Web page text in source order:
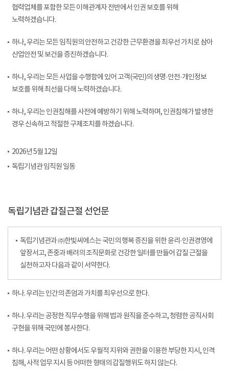
협력업체를 포함한 모든 이해관계자 전반에서 인권 보호를 위해
노력하겠습니다.
하나, 우리는 모든 임직원의 안전하고 건강한 근무환경을 최우선 가치로 삼아
산업안전 및 보건을 증진하겠습니다.
하나, 우리는 모든 사업을 수행함에 있어 고객(국민)의 생명·안전·개인정보
보호를 위해 최선을 다해 노력하겠습니다.
하나, 우리는 인권침해를 사전에 예방하기 위해 노력하며, 인권침해가 발생한
경우 신속하고 적절한 구제조치를 하겠습니다.
2026년 5월 12일
독립기념관 임직원 일동
독립기념관 갑질근절 선언문
독립기념관과 ㈜한빛씨에스는 국민의 행복 증진을 위한 윤리·인권경영에
앞장서고, 존중과 배려의 조직문화로 건강한 일터를 만들어 갑질 근절을
실천하고자 다음과 같이 서약한다.
하나. 우리는 인간의 존엄과 가치를 최우선으로 한다.
하나. 우리는 공정한 직무수행을 위해 법과 원직을 준수하고, 청렴한 공직사회
구현을 위해 국민에 봉사한다.
하나. 우리는 어떤 상황에서도 우월적 지위와 권한을 이용한 부당한 지시, 인격
침해, 사적 업무 지시 등 어떠한 형태의 갑질행위도 하지 않는다.